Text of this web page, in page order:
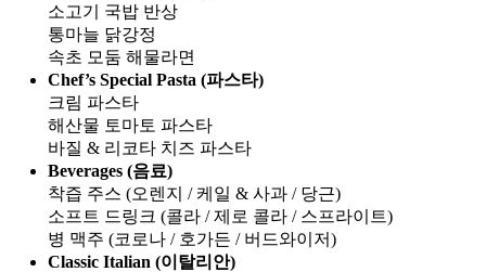
소고기 국밥 반상
통마늘 닭강정
속초 모둠 해물라면
Chef’s Special Pasta (파스타)
크림 파스타
해산물 토마토 파스타
바질 & 리코타 치즈 파스타
Beverages (음료)
착즙 주스 (오렌지 / 케일 & 사과 / 당근)
소프트 드링크 (콜라 / 제로 콜라 / 스프라이트)
병 맥주 (코로나 / 호가든 / 버드와이저)
Classic Italian (이탈리안)